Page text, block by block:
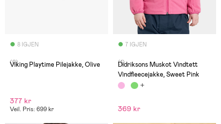
8 IGJEN
(0)
Viking Playtime Pilejakke, Olive
377 kr
Veil. Pris: 699 kr
7 IGJEN
(1)
Didriksons Muskot Vindtett
Vindfleecejakke, Sweet Pink
369 kr